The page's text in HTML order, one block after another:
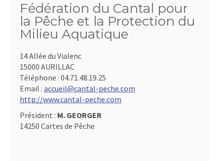
Fédération du Cantal pour
la Pêche et la Protection du
Milieu Aquatique
14 Allée du Vialenc
15000 AURILLAC
Téléphone : 04.71.48.19.25
Email : accueil@cantal-peche.com
http://www.cantal-peche.com
Président : M. GEORGER
14250 Cartes de Pêche